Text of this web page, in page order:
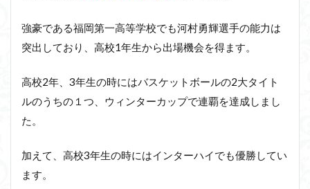
強豪である福岡第一高等学校でも河村勇輝選手の能力は
突出しており、高校1年生から出場機会を得ます。
高校2年、3年生の時にはバスケットボールの2大タイト
ルのうちの１つ、ウィンターカップで連覇を達成しまし
た。
加えて、高校3年生の時にはインターハイでも優勝してい
ます。